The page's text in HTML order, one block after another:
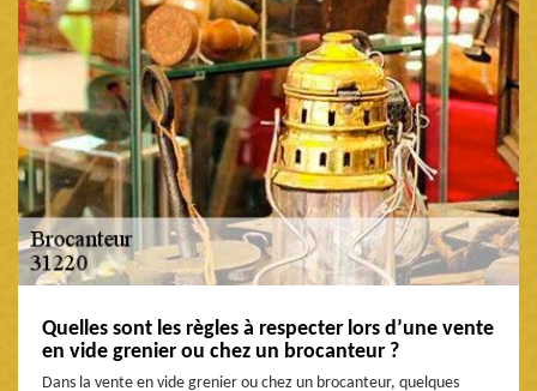
Quelles sont les règles à respecter lors d’une vente
en vide grenier ou chez un brocanteur ?
Dans la vente en vide grenier ou chez un brocanteur, quelques